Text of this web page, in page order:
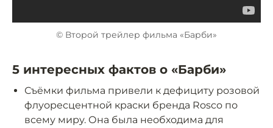
© Второй трейлер фильма «Барби»
5 интересных фактов о «Барби»
Съёмки фильма привели к дефициту розовой
флуоресцентной краски бренда Rosco по
всему миру. Она была необходима для